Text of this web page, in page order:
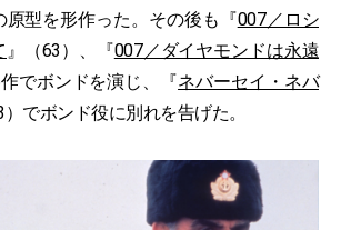
原型を形作った。その後も『007／ロシ
』（63）、『007／ダイヤモンドは永遠
でボンドを演じ、『ネバーセイ・ネバ
）でボンド役に別れを告げた。